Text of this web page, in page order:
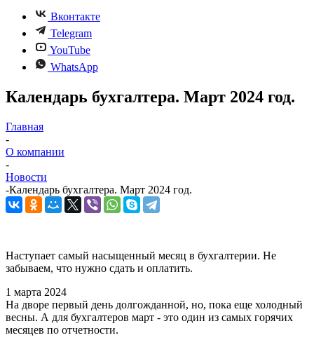
Вконтакте
Telegram
YouTube
WhatsApp
Календарь бухгалтера. Март 2024 год.
Главная
-
О компании
-
Новости
-Календарь бухгалтера. Март 2024 год.
Наступает самый насыщенный месяц в бухгалтерии. Не
забываем, что нужно сдать и оплатить.
1 марта 2024
На дворе первый день долгожданной, но, пока еще холодный
весны. А для бухгалтеров март - это один из самых горячих
месяцев по отчетности.